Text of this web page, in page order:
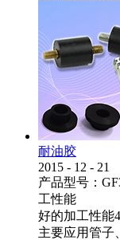
耐油胶
2015 - 12 - 21
产品型号：
工性能
好的加工性能
主要应用管子